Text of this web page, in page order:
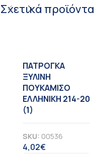
Σχετικά προϊόντα
ΠΑΤΡΟΓΚΑ
ΞΥΛΙΝΗ
ΠΟΥΚΑΜΙΣΟ
ΕΛΛΗΝΙΚΗ 214-20
(1)
SKU: 00536
4,02€